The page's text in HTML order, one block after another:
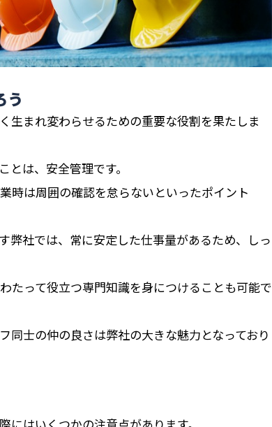
う
生まれ変わらせるための重要な役割を果たしま
は、安全管理です。
時は周囲の確認を怠らないといったポイント
弊社では、常に安定した仕事量があるため、しっ
たって役立つ専門知識を身につけることも可能で
同士の仲の良さは弊社の大きな魅力となっており